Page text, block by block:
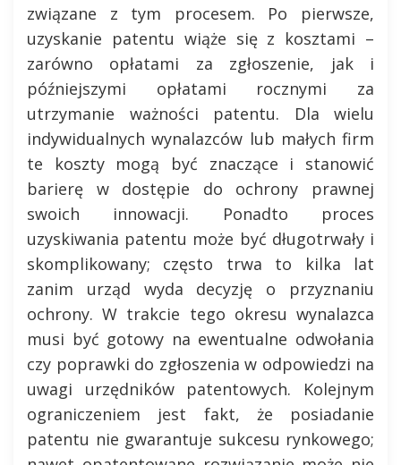
związane z tym procesem. Po pierwsze,
uzyskanie patentu wiąże się z kosztami –
zarówno opłatami za zgłoszenie, jak i
późniejszymi opłatami rocznymi za
utrzymanie ważności patentu. Dla wielu
indywidualnych wynalazców lub małych firm
te koszty mogą być znaczące i stanowić
barierę w dostępie do ochrony prawnej
swoich innowacji. Ponadto proces
uzyskiwania patentu może być długotrwały i
skomplikowany; często trwa to kilka lat
zanim urząd wyda decyzję o przyznaniu
ochrony. W trakcie tego okresu wynalazca
musi być gotowy na ewentualne odwołania
czy poprawki do zgłoszenia w odpowiedzi na
uwagi urzędników patentowych. Kolejnym
ograniczeniem jest fakt, że posiadanie
patentu nie gwarantuje sukcesu rynkowego;